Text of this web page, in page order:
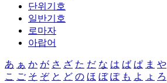
단위기호
일반기호
로마자
아랍어
あ ぁ か が さ ざ た だ な は ば ぱ ま や
こ ご そ ぞ と ど の ほ ぼ ぽ も よ ょ ろ